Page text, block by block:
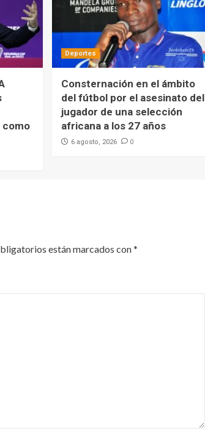
como
Deportes
Consternación en el ámbito
del fútbol por el asesinato del
jugador de una selección
africana a los 27 años
6 agosto, 2026 0
están marcados con*